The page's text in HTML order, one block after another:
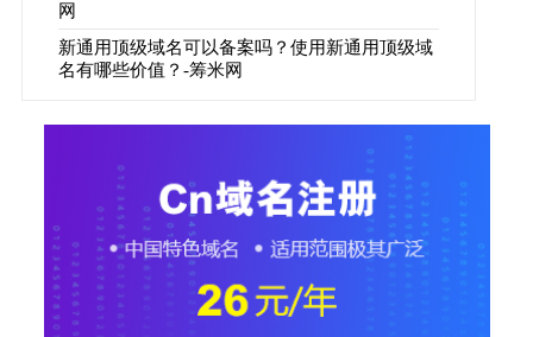
网
新通用顶级域名可以备案吗？使用新通用顶级域
名有哪些价值？-筹米网